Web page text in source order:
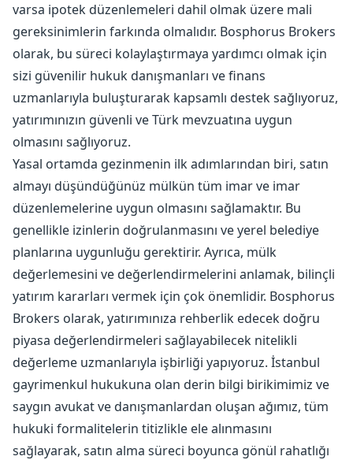
varsa ipotek düzenlemeleri dahil olmak üzere mali
gereksinimlerin farkında olmalıdır. Bosphorus Brokers
olarak, bu süreci kolaylaştırmaya yardımcı olmak için
sizi güvenilir hukuk danışmanları ve finans
uzmanlarıyla buluşturarak kapsamlı destek sağlıyoruz,
yatırımınızın güvenli ve Türk mevzuatına uygun
olmasını sağlıyoruz.
Yasal ortamda gezinmenin ilk adımlarından biri, satın
almayı düşündüğünüz mülkün tüm imar ve imar
düzenlemelerine uygun olmasını sağlamaktır. Bu
genellikle izinlerin doğrulanmasını ve yerel belediye
planlarına uygunluğu gerektirir. Ayrıca, mülk
değerlemesini ve değerlendirmelerini anlamak, bilinçli
yatırım kararları vermek için çok önemlidir. Bosphorus
Brokers olarak, yatırımınıza rehberlik edecek doğru
piyasa değerlendirmeleri sağlayabilecek nitelikli
değerleme uzmanlarıyla işbirliği yapıyoruz. İstanbul
gayrimenkul hukukuna olan derin bilgi birikimimiz ve
saygın avukat ve danışmanlardan oluşan ağımız, tüm
hukuki formalitelerin titizlikle ele alınmasını
sağlayarak, satın alma süreci boyunca gönül rahatlığı